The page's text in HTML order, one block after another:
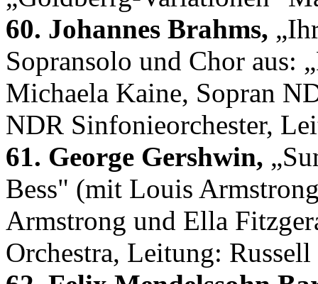
60. Johannes Brahms,
Sopransolo und Chor aus:
Michaela Kaine, Sopran
NDR Sinfonieorchester,
61. George Gershwin,
Bess" (mit Louis
Armstrong und Ella
Orchestra, Leitung: